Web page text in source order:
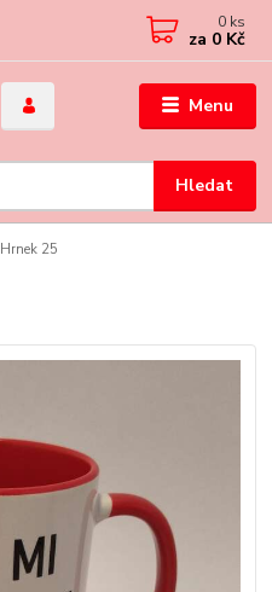
Menu
Hledat
0 ks
za 0 Kč
Hrnek 25